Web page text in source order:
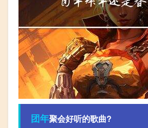
团年聚会好听的歌曲?